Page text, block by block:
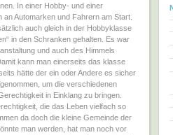
In einer Hobby- und einer
Automarken und Fahrern am Start.
auch gleich in der Hobbyklasse
in den Schranken gehalten. Es war
und auch des Himmels
kann man einerseits das klasse
hätte der ein oder Andere es sicher
um die verschiedenen
in Einklang zu bringen.
die das Leben vielfach so
da doch die kleine Gemeinde der
man werden, hat man noch vor